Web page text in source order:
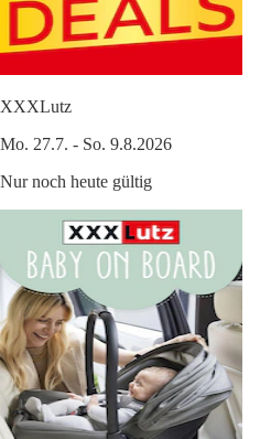
XXXLutz
Mo. 27.7. - So. 9.8.2026
Nur noch heute gültig